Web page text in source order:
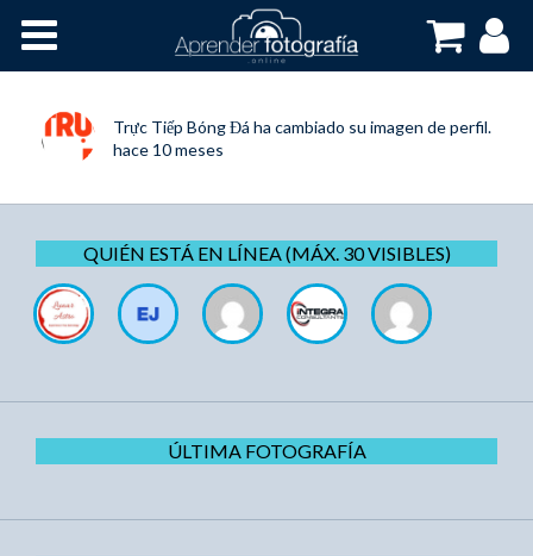
Cursos OnLine
Trực Tiếp Bóng Đá ha cambiado su imagen de perfil.
hace 10 meses
QUIÉN ESTÁ EN LÍNEA (MÁX. 30 VISIBLES)
ÚLTIMA FOTOGRAFÍA